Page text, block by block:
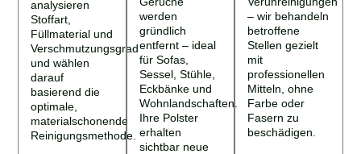
analysieren
Stoffart,
Füllmaterial und
Verschmutzungsgrad
und wählen
darauf
basierend die
optimale,
materialschonende
Reinigungsmethode.
werden
gründlich
entfernt – ideal
für Sofas,
Sessel, Stühle,
Eckbänke und
Wohnlandschaften.
Ihre Polster
erhalten
sichtbar neue
– wir behandeln
betroffene
Stellen gezielt
mit
professionellen
Mitteln, ohne
Farbe oder
Fasern zu
beschädigen.